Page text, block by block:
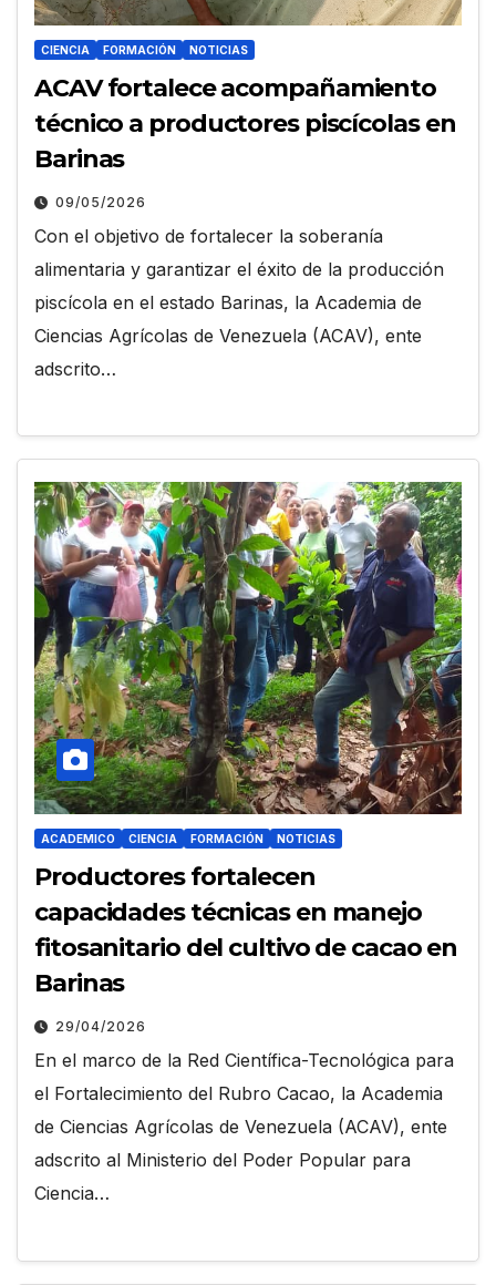
CIENCIA FORMACIÓN NOTICIAS
ACAV fortalece acompañamiento
técnico a productores piscícolas en
Barinas
09/05/2026
Con el objetivo de fortalecer la soberanía
alimentaria y garantizar el éxito de la producción
piscícola en el estado Barinas, la Academia de
Ciencias Agrícolas de Venezuela (ACAV), ente
adscrito…
ACADEMICO CIENCIA FORMACIÓN NOTICIAS
Productores fortalecen
capacidades técnicas en manejo
fitosanitario del cultivo de cacao en
Barinas
29/04/2026
En el marco de la Red Científica-Tecnológica para
el Fortalecimiento del Rubro Cacao, la Academia
de Ciencias Agrícolas de Venezuela (ACAV), ente
adscrito al Ministerio del Poder Popular para
Ciencia…